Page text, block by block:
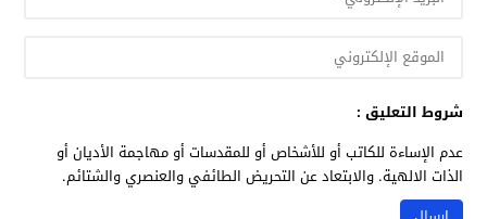
شروط التعليق :
عدم الإساءة للكاتب أو للأشخاص أو للمقدسات أو مهاجمة الأديان أو
الذات الالهية. والابتعاد عن التحريض الطائفي والعنصري والشتائم.